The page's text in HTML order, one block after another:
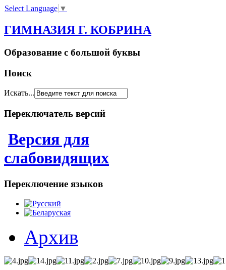
Select Language ▼
ГИМНАЗИЯ Г. КОБРИНА
Образование с большой буквы
Поиск
Искать...
Переключатель версий
Версия для
слабовидящих
Переключение языков
Архив